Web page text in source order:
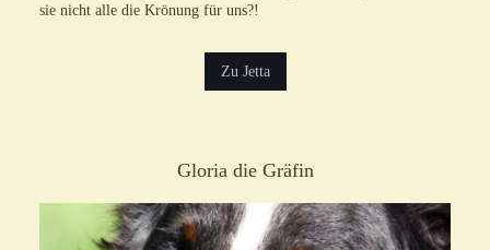
sie nicht alle die Krönung für uns?!
Zu Jetta
Gloria die Gräfin